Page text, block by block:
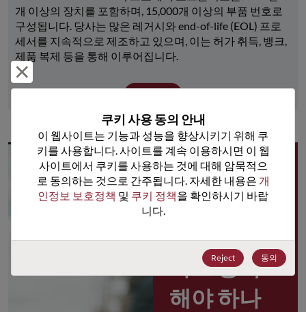
개 이상의 장치를 포함하며, 15,000개 이상의 부품 번호로
구성됩니다. 당사는 많은 레거시와 end-of-life (EOL) 프로
세서를 지속적으로 제조하고 있으며, 이는 허가 취득, 뱅크,
제품 복제 등을 통해 이루어집니다.
더 보기
왜
Rochester
포털 사용
자로 등록
해야 하나
쿠키 사용 동의 안내
이 웹사이트는 기능과 성능을 향상시키기 위해 쿠
키를 사용합니다. 사이트를 계속 이용하시면 이 웹
사이트에서 쿠키를 사용하는 것에 대해 암묵적으
로 동의하는 것으로 간주됩니다. 자세한 내용은 개
인정보 보호정책 및 쿠키 정책을 확인하시기 바랍
니다.
Reject 동의